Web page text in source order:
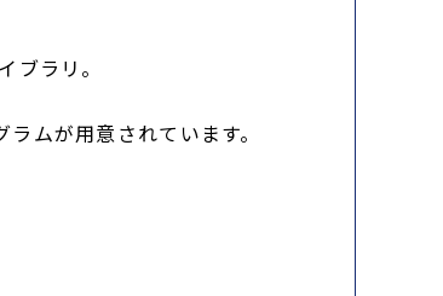
ラリ。
ムが用意されています。